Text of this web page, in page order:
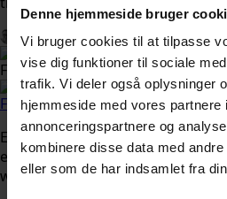
Denne hjemmeside bruger
Vi bruger cookies til at tilpasse
vise dig funktioner til sociale
trafik. Vi deler også oplysninger
hjemmeside med vores partnere
annonceringspartnere og
kombinere disse data med
eller som de har indsamlet fra
Af Nicolai OhlsenUdgivet: 22.
Foto: Shutterstock.com
Følg Udforsk.nu på Google
Et glas vin til aftensmaden, en
eller en hyggeaften med chips
weekendaktiviteter, der sjældent